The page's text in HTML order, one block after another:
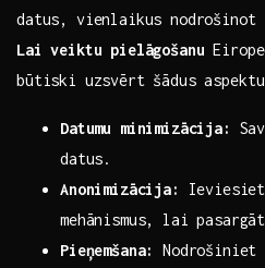
datus, vienlaikus
Lai veiktu pielāgošanu
būtiski uzsvērt šādus
Datumu minimizācija:
datus.
Anonimizācija:
Ieviesiet
‌mehānismus,‌ lai
Pieņemšana: